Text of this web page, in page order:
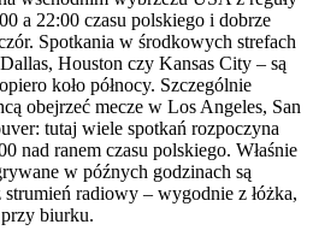
a 22:00 czasu polskiego i dobrze
Spotkania w środkowych strefach
Houston czy Kansas City – są
koło północy. Szczególnie
obejrzeć mecze w Los Angeles, San
tutaj wiele spotkań rozpoczyna
nad ranem czasu polskiego. Właśnie
w późnych godzinach są
strumień radiowy – wygodnie z łóżka,
biurku.